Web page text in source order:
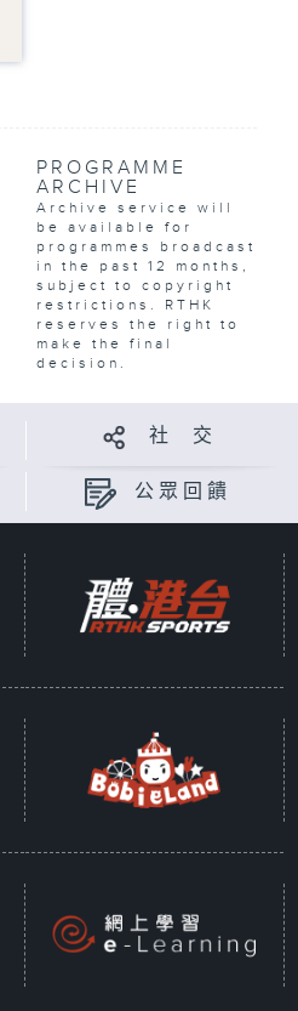
PROGRAMME
ARCHIVE
Archive service will
be available for
programmes broadcast
in the past 12 months,
subject to copyright
restrictions. RTHK
reserves the right to
make the final
decision.
社 交
公眾回饋